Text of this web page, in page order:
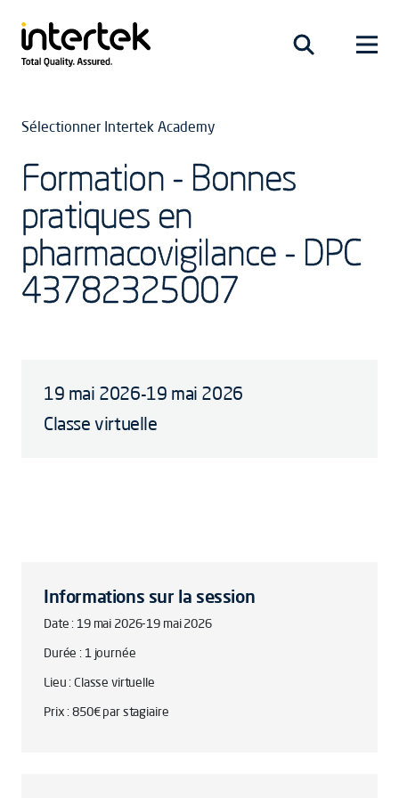
Sélectionner Intertek Academy
Formation - Bonnes
pratiques en
pharmacovigilance - DPC
43782325007
19 mai 2026-19 mai 2026
Classe virtuelle
Informations sur la session
Date : 19 mai 2026-19 mai 2026
Durée : 1 journée
Lieu : Classe virtuelle
Prix : 850€ par stagiaire